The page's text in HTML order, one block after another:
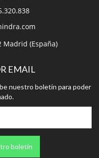
Madrid (España)
EMAIL
nuestro boletín para poder
boletín